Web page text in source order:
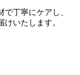
丁寧にケアし、
いたします。